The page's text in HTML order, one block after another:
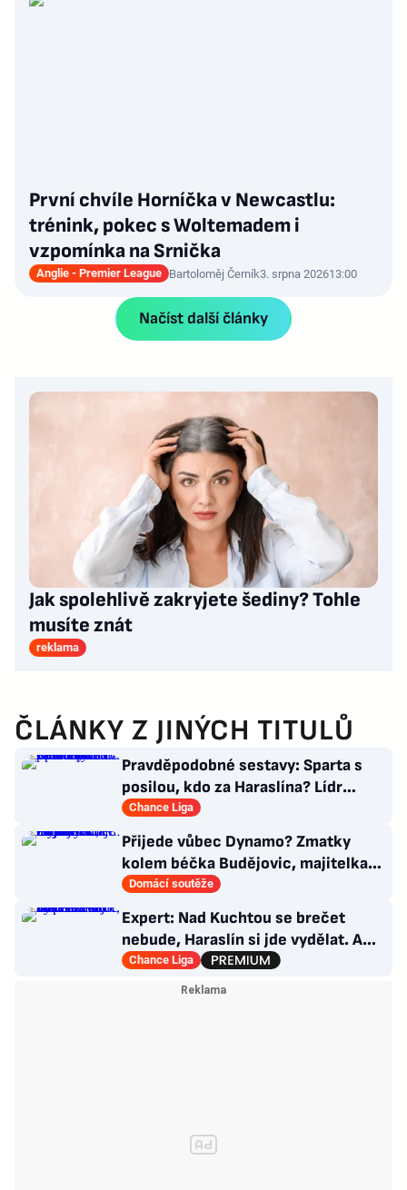
První chvíle Horníčka v Newcastlu:
trénink, pokec s Woltemadem i
vzpomínka na Srnička
Anglie - Premier League Bartoloměj Černík3. srpna 202613:00
Načíst další články
Jak spolehlivě zakryjete šediny? Tohle
musíte znát
reklama
ČLÁNKY Z JINÝCH TITULŮ
Pravděpodobné sestavy: Sparta s
posilou, kdo za Haraslína? Lídr
Slavie už v základu
Chance Liga
Přijede vůbec Dynamo? Zmatky
kolem béčka Budějovic, majitelka
nabídku kraje odmítla
Domácí soutěže
Expert: Nad Kuchtou se brečet
nebude, Haraslín si jde vydělat. A
ambice na titul? Až za rok
Chance Liga